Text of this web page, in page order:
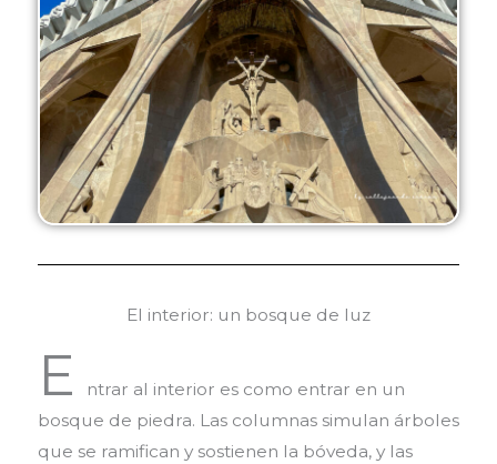
El interior: un bosque de luz
E
ntrar al interior es como entrar en un
bosque de piedra. Las columnas simulan árboles
que se ramifican y sostienen la bóveda, y las